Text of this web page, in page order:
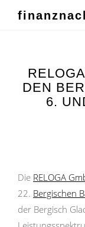
DEN
6.
Die RELOGA
22. Bergischen
der Bergisch